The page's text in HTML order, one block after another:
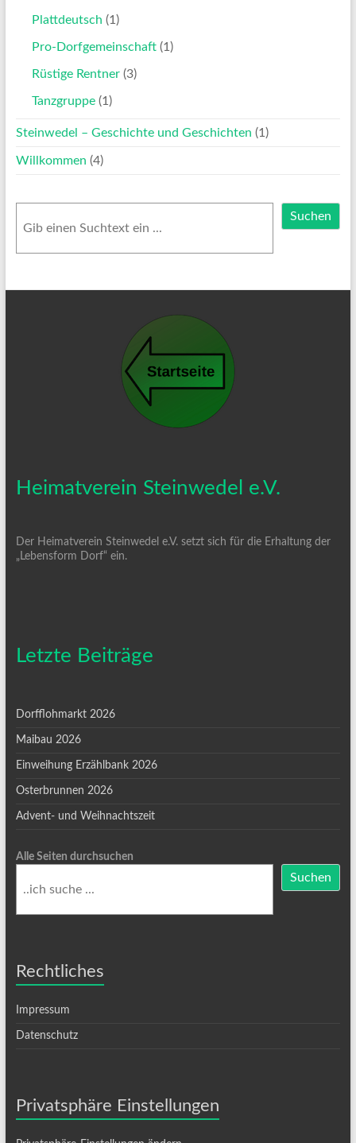
Plattdeutsch (1)
Pro-Dorfgemeinschaft(1)
Rüstige Rentner(3)
Tanzgruppe(1)
Steinwedel – Geschichte und Geschichten (1)
Willkommen (4)
Suchen
Heimatverein Steinwedel e.V.
Der Heimatverein Steinwedel e.V. setzt sich für die Erhaltung der
„Lebensform Dorf“ ein.
Letzte Beiträge
Dorfflohmarkt 2026
Maibau 2026
Einweihung Erzählbank 2026
Osterbrunnen 2026
Advent- und Weihnachtszeit
Alle Seiten durchsuchen
Suchen
Rechtliches
Impressum
Datenschutz
Privatsphäre Einstellungen